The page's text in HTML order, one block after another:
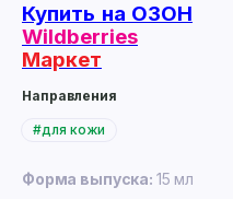
Купить на ОЗОН
Wildberries
Маркет
Направления
#для кожи
Форма выпуска: 15 мл